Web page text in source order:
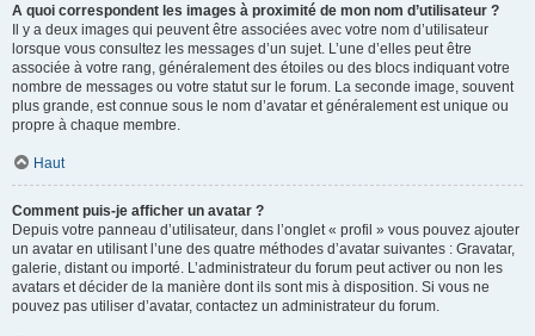
A quoi correspondent les images à proximité de mon nom d’utilisateur ?
Il y a deux images qui peuvent être associées avec votre nom d’utilisateur
lorsque vous consultez les messages d’un sujet. L’une d’elles peut être
associée à votre rang, généralement des étoiles ou des blocs indiquant votre
nombre de messages ou votre statut sur le forum. La seconde image, souvent
plus grande, est connue sous le nom d’avatar et généralement est unique ou
propre à chaque membre.
Haut
Comment puis-je afficher un avatar ?
Depuis votre panneau d’utilisateur, dans l’onglet « profil » vous pouvez ajouter
un avatar en utilisant l’une des quatre méthodes d’avatar suivantes : Gravatar,
galerie, distant ou importé. L’administrateur du forum peut activer ou non les
avatars et décider de la manière dont ils sont mis à disposition. Si vous ne
pouvez pas utiliser d’avatar, contactez un administrateur du forum.